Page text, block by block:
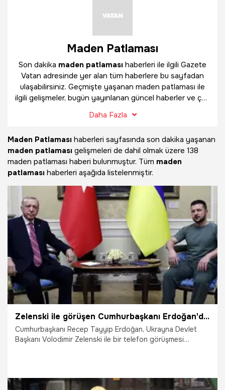
Maden Patlaması
Son dakika maden patlaması haberleri ile ilgili Gazete
Vatan adresinde yer alan tüm haberlere bu sayfadan
ulaşabilirsiniz. Geçmişte yaşanan maden patlaması ile
ilgili gelişmeler, bugün yayınlanan güncel haberler ve çok
bulabilirsiniz.
Daha Fazla
Maden Patlaması haberleri sayfasında son dakika yaşanan
maden patlaması gelişmeleri de dahil olmak üzere 138
maden patlaması haberi bulunmuştur. Tüm maden
patlaması haberleri aşağıda listelenmiştir.
Zelenski ile görüşen Cumhurbaşkanı Erdoğan'dan kritik müzakere mesajı: Her türlü katkıya hazırız
Cumhurbaşkanı Recep Tayyip Erdoğan, Ukrayna Devlet
Başkanı Volodimir Zelenski ile bir telefon görüşmesi
olduklarını ifade etti.